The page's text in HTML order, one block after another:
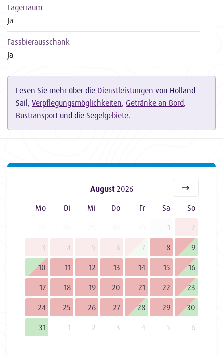
Lagerraum
Ja
Fassbierausschank
Ja
Lesen Sie mehr über die Dienstleistungen von Holland
Sail, Verpflegungsmöglichkeiten, Getränke an Bord,
Bustransport und die Segelgebiete.
August 2026
Mo
Di Mi Do Fr Sa
So
1
2
3
4 5 6 7 8
9
10
11 12 13 14 15
16
17
18 19 20 21 22
23
24
25 26 27 28 29
30
31
1 2 3 4 5 6